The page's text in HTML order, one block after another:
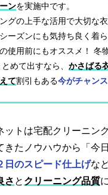
ンを実施中です。
グの上手な活用で大切な
ーズンにも気持ち良く着
使用前にもオススメ！ 冬
とめて出すなら、かさばる
て割引もある今がチャンス
ットは宅配クリーニン
きたノウハウから「今
日のスピード仕上げな
さ と クリーニング品質